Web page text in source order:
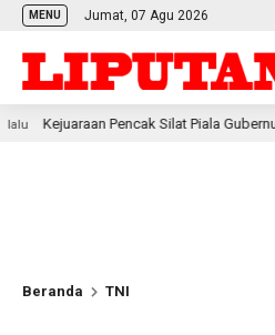
MENU Jumat, 07 Agu 2026
Pencak Silat Piala Gubernur PBD
Beranda TNI